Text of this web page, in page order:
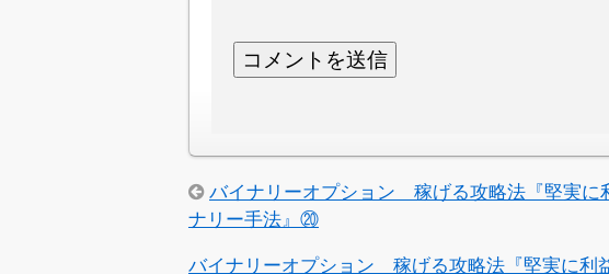
バイナリーオプション 稼げる攻略法『堅実に
ナリー手法』⑳
バイナリーオプション 稼げる攻略法『堅実に利